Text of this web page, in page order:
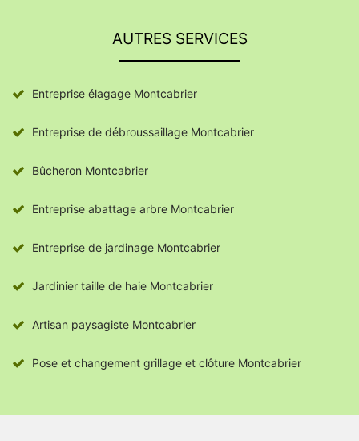
AUTRES SERVICES
Entreprise élagage Montcabrier
Entreprise de débroussaillage Montcabrier
Bûcheron Montcabrier
Entreprise abattage arbre Montcabrier
Entreprise de jardinage Montcabrier
Jardinier taille de haie Montcabrier
Artisan paysagiste Montcabrier
Pose et changement grillage et clôture Montcabrier